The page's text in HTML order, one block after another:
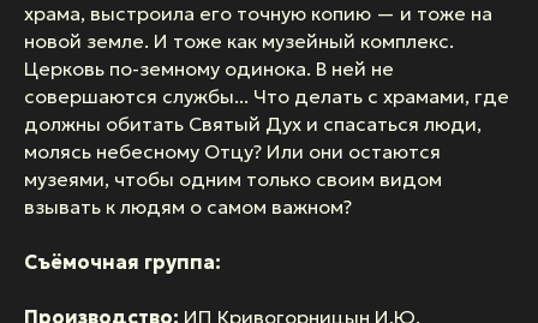
храма, выстроила его точную копию — и тоже на
новой земле. И тоже как музейный комплекс.
Церковь по-земному одинока. В ней не
совершаются службы... Что делать с храмами, где
должны обитать Святый Дух и спасаться люди,
молясь небесному Отцу? Или они остаются
музеями, чтобы одним только своим видом
взывать к людям о самом важном?
Съёмочная группа:
Производство: ИП Кривогорницын И.Ю.